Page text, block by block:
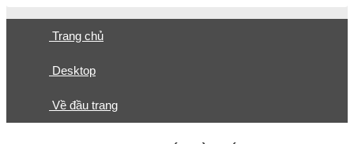
Trang chủ
Desktop
Về đầu trang